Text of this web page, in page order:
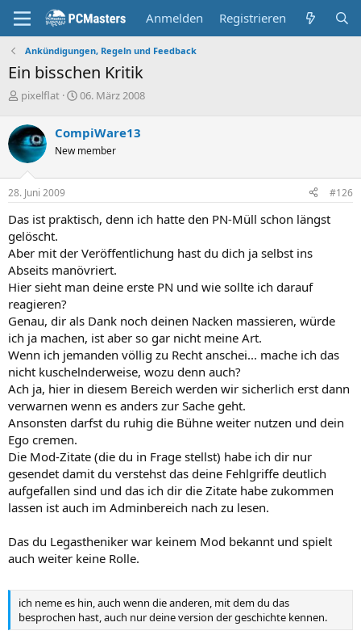
Anmelden Registrieren
Ankündigungen, Regeln und Feedback
Ein bisschen Kritik
E
s
t
e
l
l
e
pixelflat
E
t
e
l
m
06. März 2008
CompiWare13
New member
28. Juni 2009 #126
Das ist praktisch, denn ich hatte den PN-Müll schon längst
gelöscht.
Aber mit der Veröffentlichung hast du dich ja selbst ins
Abseits manövriert.
Hier sieht man deine erste PN und wie sollte ich darauf
reagieren?
Genau, dir als Dank noch deinen Nacken massieren, würde
ich ja machen, ist aber so gar nicht meine Art.
Wenn ich jemanden völlig zu Recht anschei... mache ich das
nicht kuschelnderweise, wozu denn auch?
Ach ja, hier in diesem Bereich werden wir sicherlich erst dann
verwarnen wenn es anders zur Sache geht.
Ansonsten darfst du ruhig die Bühne weiter nutzen und dein
Ego cremen.
Die Mod-Zitate (die du in Frage stellst) habe ich dir nur
gesendet damit du verstehst das deine Fehlgriffe deutlich
aufgefallen sind und das ich dir die Zitate habe zukommen
lassen ist auch im Adminbereich nach zu lesen.
Das du Legastheniker war keinem Mod bekannt und spielt
auch weiter keine Rolle.
ich neme es hin, auch wenn die anderen, mit dem du das
besprochen hast, auch nur deine version der geschichte kennen.